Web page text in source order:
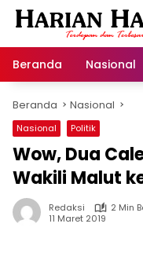
Langsung
Beranda
Nasional
Beranda Nasional
Nasional Politik
Wow, Dua
Wakili Malut ke
Redaksi
2 Min
11 Maret 2019